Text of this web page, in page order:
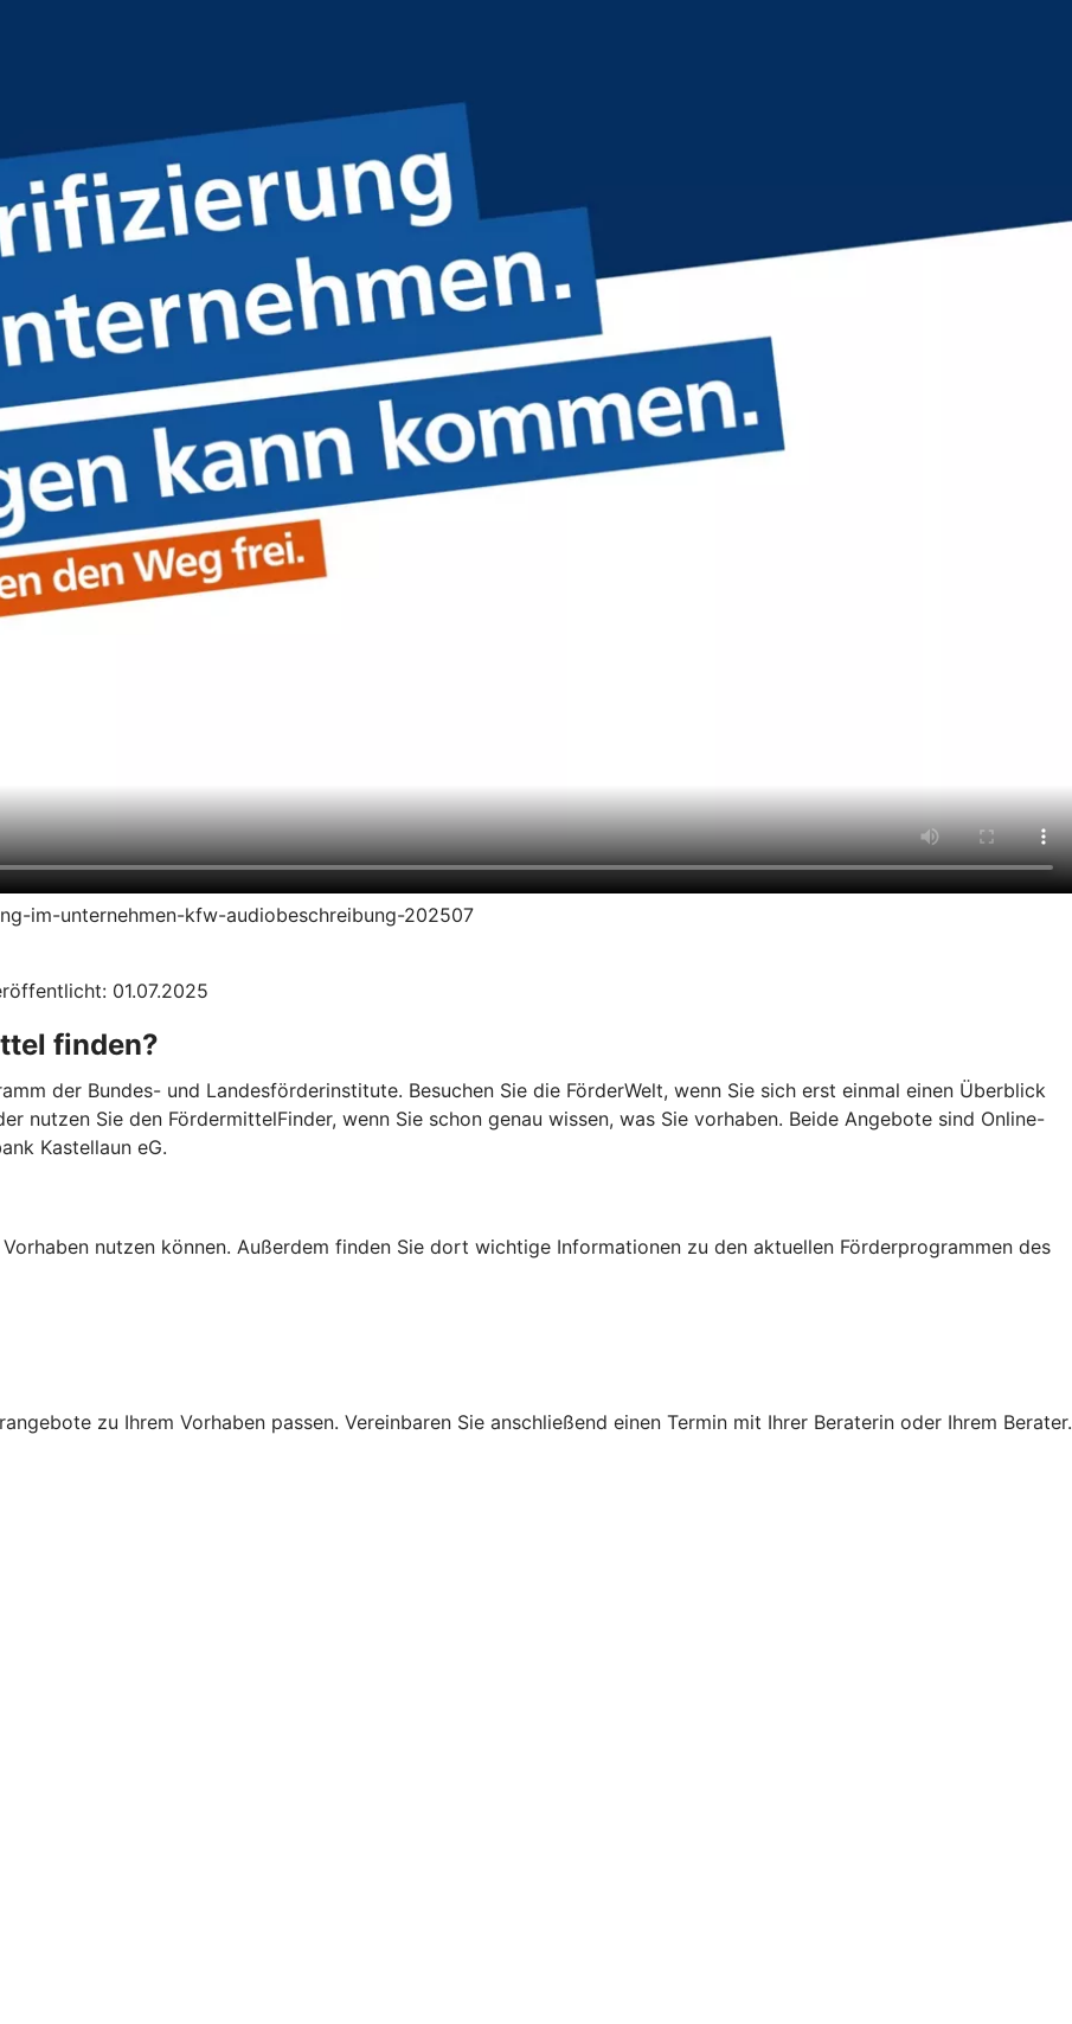
im-unternehmen-kfw-audiobeschreibung-202507
01.07.2025
finden?
der Bundes- und Landesförderinstitute. Besuchen Sie die FörderWelt, wenn Sie sich erst einmal einen Überblick
nutzen Sie den FördermittelFinder, wenn Sie schon genau wissen, was Sie vorhaben. Beide Angebote sind Online-
Kastellaun eG.
nutzen können. Außerdem finden Sie dort wichtige Informationen zu den aktuellen Förderprogrammen des
zu Ihrem Vorhaben passen. Vereinbaren Sie anschließend einen Termin mit Ihrer Beraterin oder Ihrem Berater.